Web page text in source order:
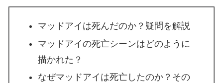
マッドアイは死んだのか？疑問を解説
マッドアイの死亡シーンはどのように
描かれた？
なぜマッドアイは死亡したのか？その